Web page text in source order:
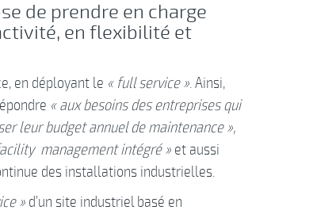
de prendre en charge
en flexibilité et
en déployant le « full service ». Ainsi,
« aux besoins des entreprises qui
leur budget annuel de maintenance »,
management intégré » et aussi
des installations industrielles.
» d’un site industriel basé en